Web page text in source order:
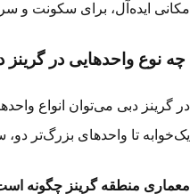
ایده‌آل، برای سکونت و
نوع واحدهایی در گرینز
گرینز دبی می‌توان انواع واحدها
تا واحدهای بزرگ‌تر دو،
منطقه گرینز چگونه